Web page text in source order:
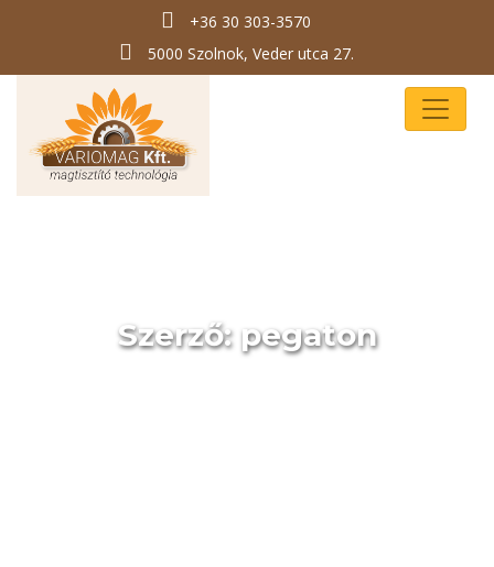
+36 30 303-3570
5000 Szolnok, Veder utca 27.
Szerző: pegaton